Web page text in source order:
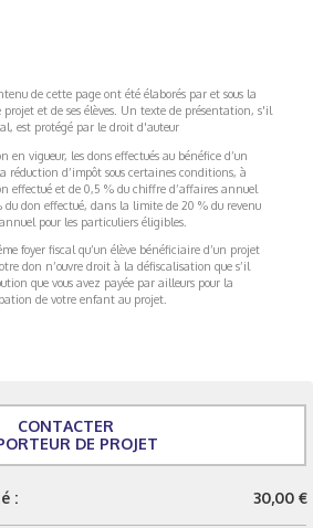
de cette page ont été élaborés par et sous la
et de ses élèves. Un texte de présentation, s'il
est protégé par le droit d'auteur
en vigueur, les dons effectués au bénéfice d’un
réduction d’impôt sous certaines conditions, à
effectué et de 0,5 % du chiffre d’affaires annuel
du don effectué, dans la limite de 20 % du revenu
pour les particuliers éligibles.
foyer fiscal qu’un élève bénéficiaire d’un projet
don n’ouvre droit à la défiscalisation que s’il
que vous avez payée par ailleurs pour la
de votre enfant au projet.
CONTACTER
DE PROJET
: 30,00 €